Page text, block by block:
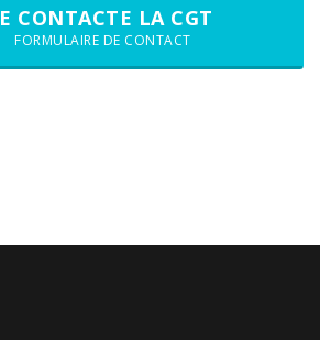
CONTACTE LA CGT
FORMULAIRE DE CONTACT